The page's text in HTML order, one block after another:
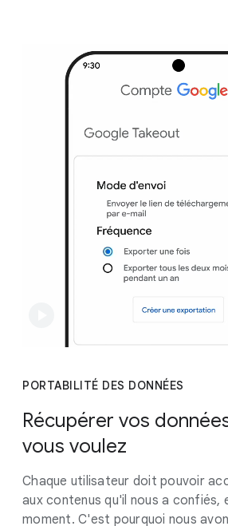
PORTABILITÉ DES DONNÉES
Récupérer vos
vous voulez
Chaque utilisateur doit pouvoir
aux contenus qu'il nous a
moment. C'est pourquoi nous